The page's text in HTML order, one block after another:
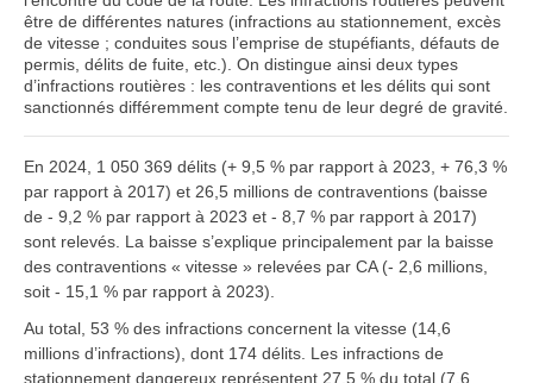
être de différentes natures (infractions au stationnement, excès
de vitesse ; conduites sous l’emprise de stupéfiants, défauts de
permis, délits de fuite, etc.). On distingue ainsi deux types
d’infractions routières : les contraventions et les délits qui sont
sanctionnés différemment compte tenu de leur degré de gravité.
En 2024, 1 050 369 délits (+ 9,5 % par rapport à 2023, + 76,3 %
par rapport à 2017) et 26,5 millions de contraventions (baisse
de - 9,2 % par rapport à 2023 et - 8,7 % par rapport à 2017)
sont relevés. La baisse s’explique principalement par la baisse
des contraventions « vitesse » relevées par CA (- 2,6 millions,
soit - 15,1 % par rapport à 2023).
Au total, 53 % des infractions concernent la vitesse (14,6
millions d’infractions), dont 174 délits. Les infractions de
stationnement dangereux représentent 27,5 % du total (7,6